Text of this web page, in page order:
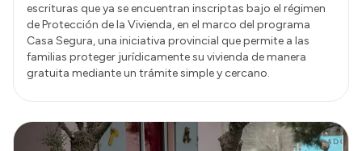
Login
escrituras que ya se encuentran inscriptas bajo el régimen
de Protección de la Vivienda, en el marco del programa
Casa Segura, una iniciativa provincial que permite a las
familias proteger jurídicamente su vivienda de manera
gratuita mediante un trámite simple y cercano.